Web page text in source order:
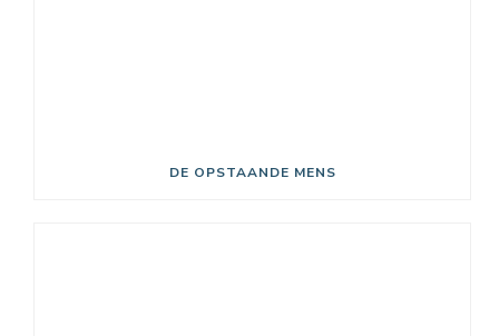
DE OPSTAANDE MENS